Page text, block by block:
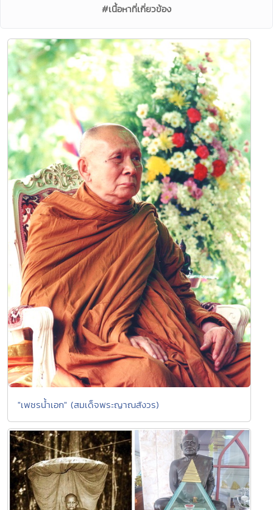
#เนื้อหาที่เกี่ยวข้อง
"เพชรน้ำเอก" (สมเด็จพระญาณสังวร)